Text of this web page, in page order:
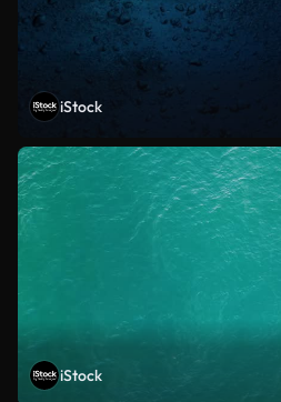
iStock
iStock